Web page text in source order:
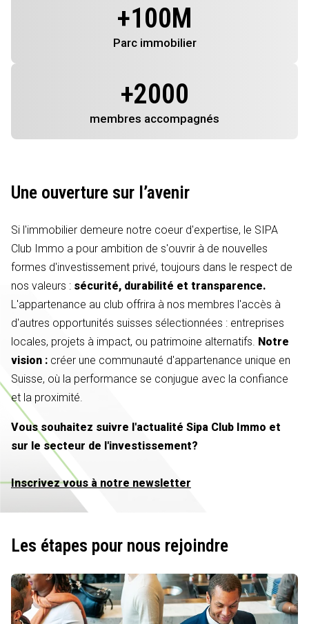
+100M
Parc immobilier
+2000
membres accompagnés
Une ouverture sur l’avenir
Si l'immobilier demeure notre coeur d'expertise, le SIPA
Club Immo a pour ambition de s'ouvrir à de nouvelles
formes d'investissement privé, toujours dans le respect de
nos valeurs : sécurité, durabilité et transparence.
L'appartenance au club offrira à nos membres l'accès à
d'autres opportunités suisses sélectionnées : entreprises
locales, projets à impact, ou patrimoine alternatifs. Notre
vision : créer une communauté d'appartenance unique en
Suisse, où la performance se conjugue avec la confiance
et la proximité.
Vous souhaitez suivre l'actualité Sipa Club Immo et
sur le secteur de l'investissement?
Inscrivez vous à notre newsletter
Les étapes pour nous rejoindre